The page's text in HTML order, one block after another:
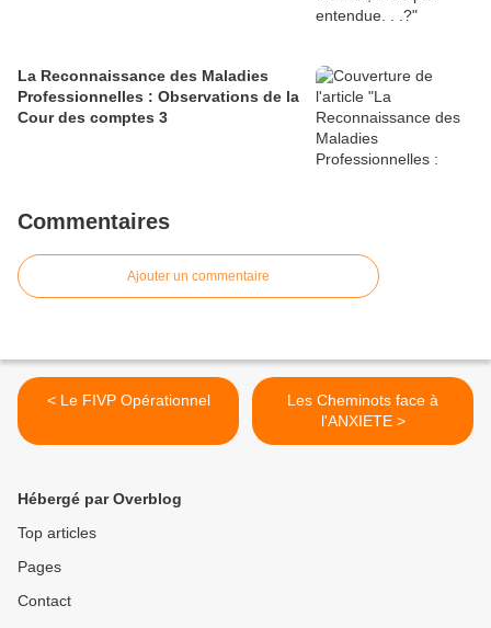
La Reconnaissance des Maladies
Professionnelles : Observations de la
Cour des comptes 3
Commentaires
Ajouter un commentaire
< Le FIVP Opérationnel
Les Cheminots face à
l'ANXIETE >
Hébergé par Overblog
Top articles
Pages
Contact